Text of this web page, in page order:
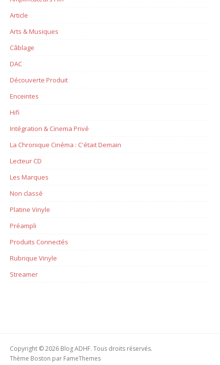
Article
Arts & Musiques
Câblage
DAC
Découverte Produit
Enceintes
Hifi
Intégration & Cinema Privé
La Chronique Cinéma : C'était Demain
Lecteur CD
Les Marques
Non classé
Platine Vinyle
Préampli
Produits Connectés
Rubrique Vinyle
Streamer
Copyright © 2026 Blog ADHF. Tous droits réservés.
Thème Boston par FameThemes